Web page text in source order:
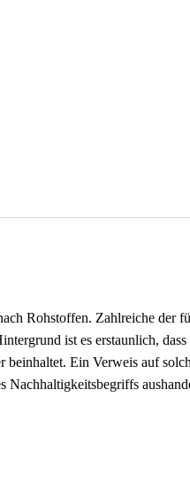
Rohstoffen. Zahlreiche der
ist es erstaunlich,
Ein Verweis auf